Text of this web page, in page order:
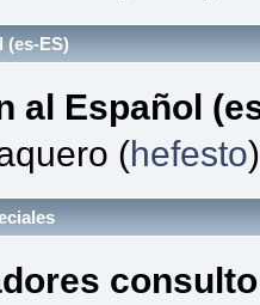
(es-ES)
al Español
(hefesto)